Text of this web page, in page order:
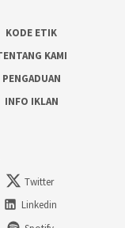
KODE ETIK
KAMI
PENGADUAN
INFO IKLAN
Twitter
Linkedin